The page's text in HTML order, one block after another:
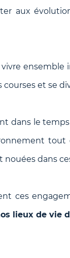
aux
ensemble
courses et se
dans le
tout
nouées dans
ces
lieux de vie